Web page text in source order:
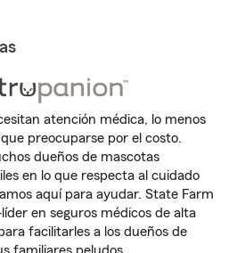
atención médica, lo menos
preocuparse por el costo.
dueños de mascotas
en lo que respecta al cuidado
aquí para ayudar. State Farm
en seguros médicos de alta
facilitarles a los dueños de